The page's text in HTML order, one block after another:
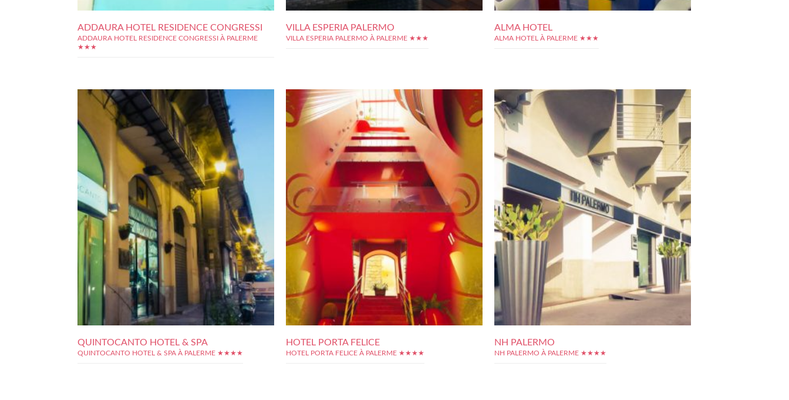
ADDAURA HOTEL RESIDENCE CONGRESSI
ADDAURA HOTEL RESIDENCE CONGRESSI À PALERME
★★★
VILLA ESPERIA PALERMO
VILLA ESPERIA PALERMO À PALERME ★★★
ALMA HOTEL
ALMA HOTEL À PALERME ★★★
QUINTOCANTO HOTEL & SPA
QUINTOCANTO HOTEL & SPA À PALERME ★★★★
HOTEL PORTA FELICE
HOTEL PORTA FELICE À PALERME ★★★★
NH PALERMO
NH PALERMO À PALERME ★★★★